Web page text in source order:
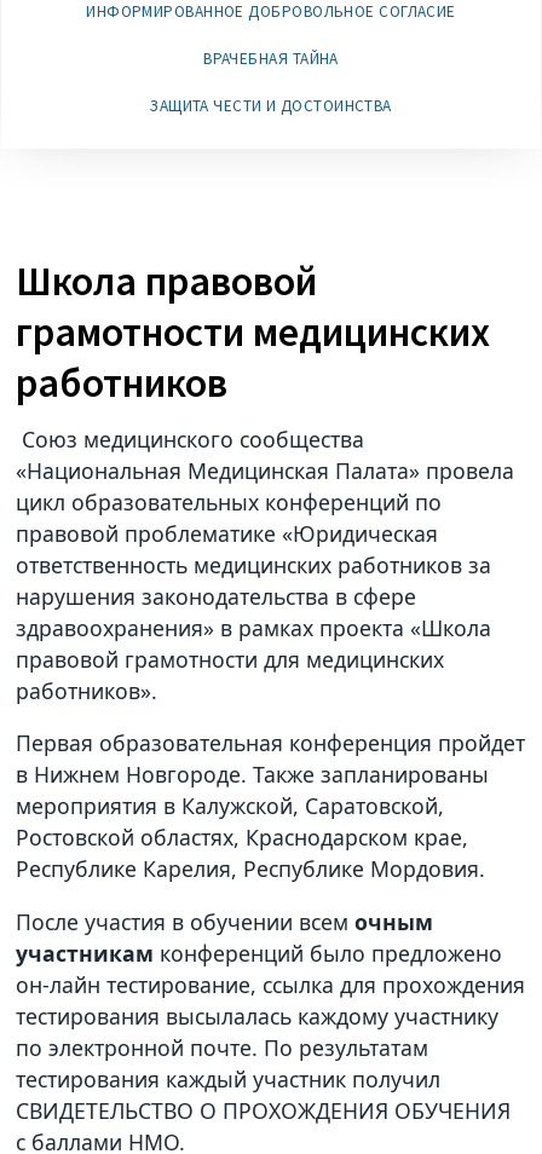
ИНФОРМИРОВАННОЕ ДОБРОВОЛЬНОЕ СОГЛАСИЕ
ВРАЧЕБНАЯ ТАЙНА
ЗАЩИТА ЧЕСТИ И ДОСТОИНСТВА
Школа правовой
грамотности медицинских
работников
Союз медицинского сообщества
«Национальная Медицинская Палата» провела
цикл образовательных конференций по
правовой проблематике «Юридическая
ответственность медицинских работников за
нарушения законодательства в сфере
здравоохранения» в рамках проекта «Школа
правовой грамотности для медицинских
работников».
Первая образовательная конференция пройдет
в Нижнем Новгороде. Также запланированы
мероприятия в Калужской, Саратовской,
Ростовской областях, Краснодарском крае,
Республике Карелия, Республике Мордовия.
После участия в обучении всемочным
участникам конференций было предложено
он-лайн тестирование, ссылка для прохождения
тестирования высылалась каждому участнику
по электронной почте. По результатам
тестирования каждый участник получил
СВИДЕТЕЛЬСТВО О ПРОХОЖДЕНИЯ ОБУЧЕНИЯ
с баллами НМО.